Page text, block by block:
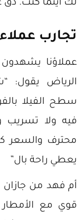
لك أينما كنت. دق على 0500460260
تجارب
عملاؤنا
الرياض يقول:
سطح الفيلا
فيه ولا تسريب
يعطي راحة بال”
أم فهد من جازان
قوي مع الأمطار